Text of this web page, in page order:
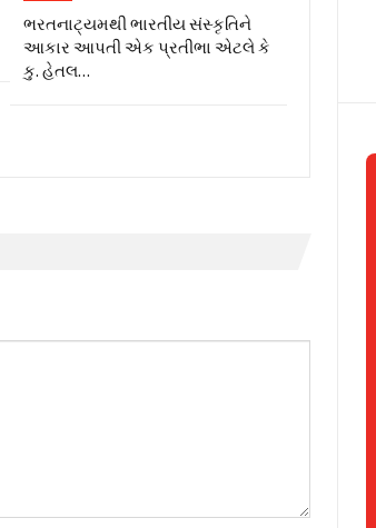
ભરતનાટ્યમથી ભારતીય સંસ્કૃતિને
આકાર આપતી એક પ્રતીભા એટલે કે‌
કુ. હેતલ…